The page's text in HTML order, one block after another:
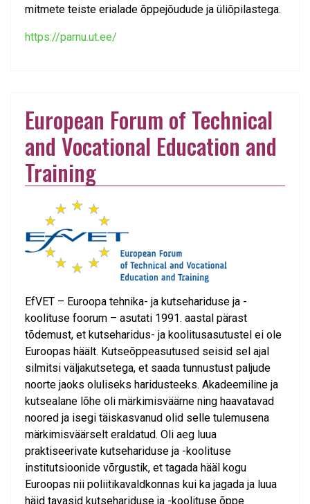
mitmete teiste erialade õppejõudude ja üliõpilastega.
https://parnu.ut.ee/
European Forum of Technical
and Vocational Education and
Training
EfVET – Euroopa tehnika- ja kutsehariduse ja -
koolituse foorum – asutati 1991. aastal pärast
tõdemust, et kutseharidus- ja koolitusasutustel ei ole
Euroopas häält. Kutseõppeasutused seisid sel ajal
silmitsi väljakutsetega, et saada tunnustust paljude
noorte jaoks oluliseks haridusteeks. Akadeemiline ja
kutsealane lõhe oli märkimisväärne ning haavatavad
noored ja isegi täiskasvanud olid selle tulemusena
märkimisväärselt eraldatud. Oli aeg luua
praktiseerivate kutsehariduse ja -koolituse
institutsioonide võrgustik, et tagada hääl kogu
Euroopas nii poliitikavaldkonnas kui ka jagada ja luua
häid tavasid kutsehariduse ja -koolituse õppe